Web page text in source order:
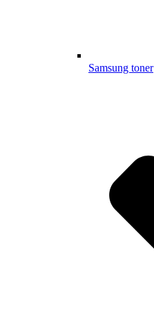
Samsung toner